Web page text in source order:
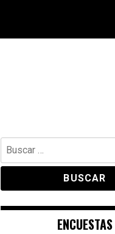
Buscar:
ENCUESTAS